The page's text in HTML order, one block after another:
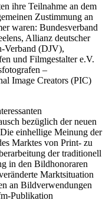
ihre Teilnahme an dem
Zustimmung an
waren: Bundesverband
Allianz deutscher
Verband (DJV),
und Filmgestalter e.V.
–
Image Creators (PIC)
bezüglich der neuen
einhellige Meinung der
Marktes von Print- zu
der traditionell
in den Bildhonoraren
Marktsituation
an Bildverwendungen
Publikation